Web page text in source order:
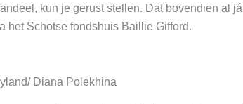
kun je gerust stellen. Dat bovendien al
het Schotse fondshuis Baillie Gifford.
Diana Polekhina